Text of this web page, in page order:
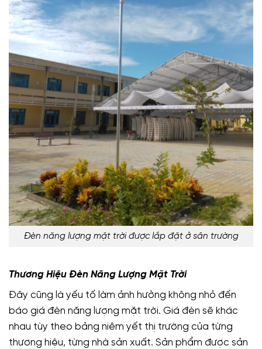
Đèn năng lượng mặt trời được lắp đặt ở sân trường
Thương Hiệu Đèn Năng Lượng Mặt Trời
Đây cũng là yếu tố làm ảnh hưởng không nhỏ đến
báo giá đèn năng lượng mặt trời. Giá đèn sẽ khác
nhau tùy theo bảng niêm yết thị trường của từng
thương hiệu, từng nhà sản xuất. Sản phẩm được sản